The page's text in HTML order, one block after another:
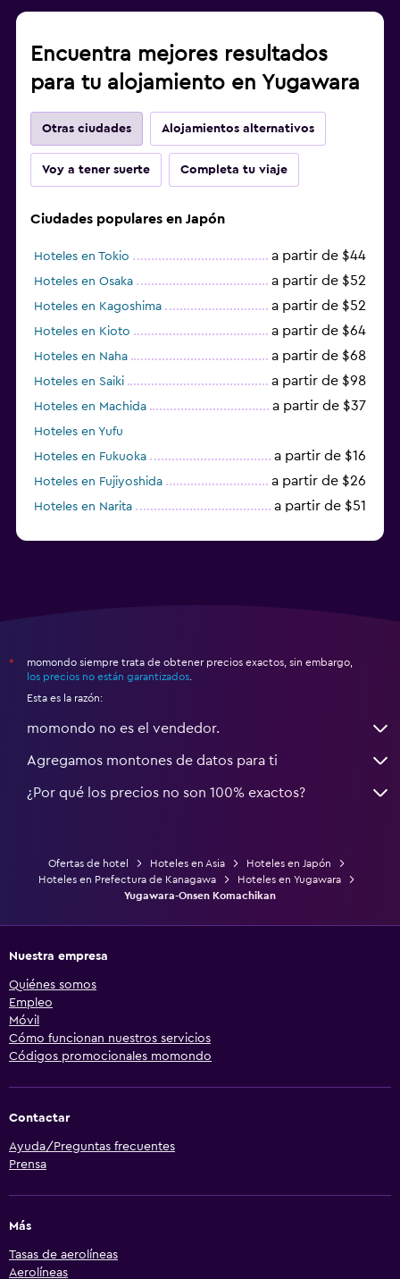
Encuentra mejores resultados
para tu alojamiento en Yugawara
Otras ciudades Alojamientos alternativos
Voy a tener suerte Completa tu viaje
Ciudades populares en Japón
Hoteles en Tokio a partir de $44
Hoteles en Osaka a partir de $52
Hoteles en Kagoshima a partir de $52
Hoteles en Kioto a partir de $64
Hoteles en Naha a partir de $68
Hoteles en Saiki a partir de $98
Hoteles en Machida a partir de $37
Hoteles en Yufu
Hoteles en Fukuoka
a partir de $16
Hoteles en Fujiyoshida a partir de $26
Hoteles en Narita a partir de $51
*
momondo siempre trata de obtener precios exactos, sin embargo,
los precios no están garantizados
Esta es la razón:
momondo no es el vendedor.
Agregamos montones de datos para ti
¿Por qué los precios no son 100% exactos?
Ofertas de hotel Hoteles en Asia
Hoteles en Japón
Hoteles en Prefectura de Kanagawa
Hoteles en Yugawara
Yugawara-Onsen Komachikan
Nuestra empresa
Quiénes somos
Empleo
Móvil
Cómo funcionan nuestros servicios
Códigos promocionales momondo
Contactar
Ayuda/Preguntas frecuentes
Prensa
Más
Tasas de aerolíneas
Aerolíneas